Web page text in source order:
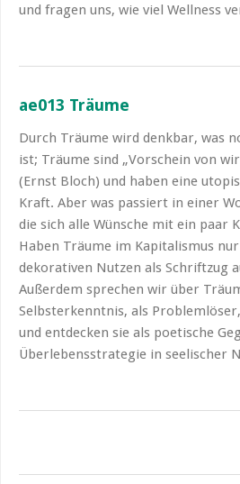
und fragen uns, wie viel Wellness
ae013 Träume
Durch Träume wird denkbar, was
ist; Träume sind „Vorschein von
(Ernst Bloch) und haben eine
Kraft. Aber was passiert in einer
die sich alle Wünsche mit ein paar
Haben Träume im Kapitalismus
dekorativen Nutzen als Schriftzug
Außerdem sprechen wir über
Selbsterkenntnis, als
und entdecken sie als poetische
Überlebensstrategie in seelischer